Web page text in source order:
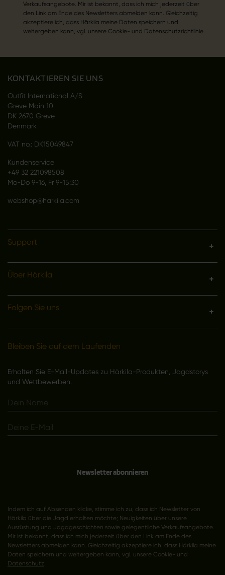
Verkaufsangebote. Mir ist bekannt, dass ich mich jederzeit über
den Link am Ende des Newsletters abmelden kann. Gleichzeitig
akzeptiere ich, dass Härkila meine Daten speichern und
weitergeben kann, vgl. unsere Cookie- und Datenschutzrichtlinie.
KONTAKTIEREN SIE UNS
Outfit International A/S
Greve Main 10
DK 2670 Greve
Denmark
VAT no.: DK15049847
Kundenservice
+49 32 221098508
Mo-Do 9-16, Fr 9-15:30
webshop@harkila.com
Support
Über Härkila
Folgen Sie uns
Bleiben Sie auf dem Laufenden
Erhalten Sie E-Mail-Updates zu Härkila-Produkten, Jagdstorys
und Wettbewerben.
Newsletter abonnieren
Indem ich auf Absenden klicke, stimme ich zu, dass ich Newsletter von
Härkila über die Jagd erhalten möchte; Neuigkeiten über unsere
Ausrüstung und Jagdgeschichten sowie gelegentliche Verkaufsangebote.
Mir ist bekannt, dass ich mich jederzeit über den Link am Ende des
Newsletters abmelden kann. Gleichzeitig akzeptiere ich, dass Härkila meine
Daten speichern und weitergeben kann, vgl. unsere Cookie- und
Datenschutz.